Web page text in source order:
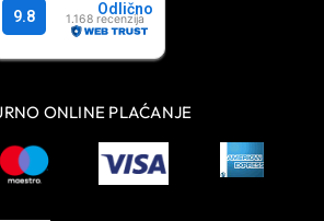
ONLINE PLAĆANJE